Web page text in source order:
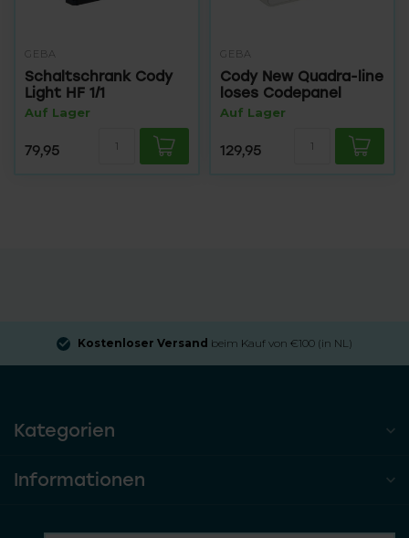
GEBA
Schaltschrank Cody
Light HF 1/1
Auf Lager
79,95
GEBA
Cody New Quadra-line
loses Codepanel
Auf Lager
129,95
Kostenloser Versand beim Kauf von €100 (in NL)
Kategorien
Informationen